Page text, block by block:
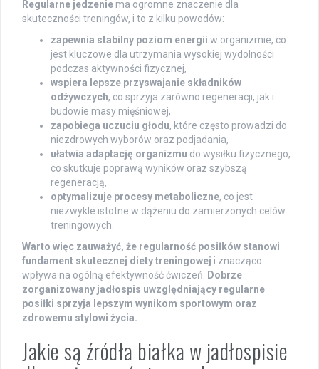
Regularne jedzenie ma ogromne znaczenie dla
skuteczności treningów, i to z kilku powodów:
zapewnia stabilny poziom energii w organizmie, co
jest kluczowe dla utrzymania wysokiej wydolności
podczas aktywności fizycznej,
wspiera lepsze przyswajanie składników
odżywczych, co sprzyja zarówno regeneracji, jak i
budowie masy mięśniowej,
zapobiega uczuciu głodu, które często prowadzi do
niezdrowych wyborów oraz podjadania,
ułatwia adaptację organizmu do wysiłku fizycznego,
co skutkuje poprawą wyników oraz szybszą
regeneracją,
optymalizuje procesy metaboliczne, co jest
niezwykle istotne w dążeniu do zamierzonych celów
treningowych.
Warto więc zauważyć, że regularność posiłków stanowi
fundament skutecznej diety treningowej i znacząco
wpływa na ogólną efektywność ćwiczeń. Dobrze
zorganizowany jadłospis uwzględniający regularne
posiłki sprzyja lepszym wynikom sportowym oraz
zdrowemu stylowi życia.
Jakie są źródła białka w jadłospisie